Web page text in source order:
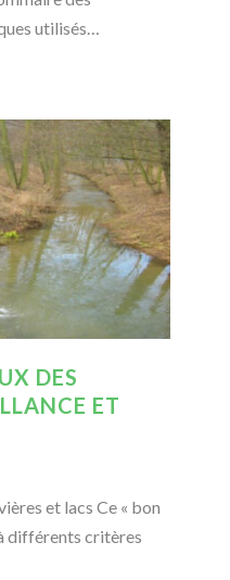
utilisés…
DES
ET
et lacs Ce « bon
différents critères